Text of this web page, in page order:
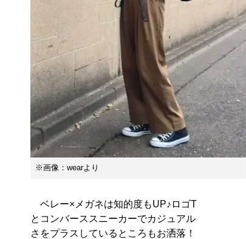
※画像：wearより
ベレー×メガネは知的度もUP♪ロゴT
とコンバーススニーカーでカジュアル
さをプラスしているところもお洒落！